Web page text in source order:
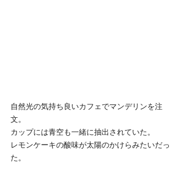
自然光の気持ち良いカフェでマンデリンを注
文。
カップには青空も一緒に抽出されていた。
レモンケーキの酸味が太陽のかけらみたいだっ
た。